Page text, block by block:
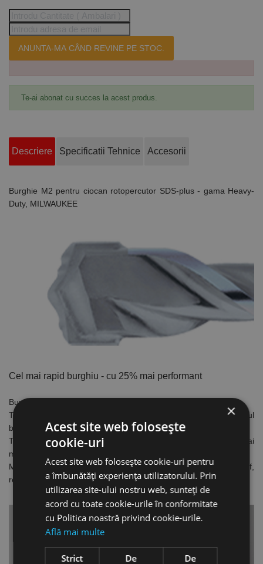
ANUNTA-MA CÂND REVINE PE STOC.
Te-ai abonat cu succes la acest produs.
Descriere Specificatii Tehnice Accesorii
Burghie M2 pentru ciocan rotopercutor SDS-plus - gama Heavy-
Duty, MILWAUKEE
Cel mai rapid burghiu - cu 25% mai performant
Burghie cu 2 tăișuri.
Tăișul extins împiedică deteriorarea vârfului la contactul cu oțelul
beton și reduce riscul blocării burghiului.
Tăișul exterior subțiat asigură o frecare mai mică și o viteză mai
mare de găurire.
Miezul mai gros asigură un transfer de putere ridicat către vârf,
reduce vibrațiile și îi oferă o durabilitate maximă
×
Acest site web folosește
cookie-uri
Acest site web folosește cookie-uri pentru
a îmbunătăți experiența utilizatorului. Prin
utilizarea site-ului nostru web, sunteți de
acord cu toate cookie-urile în conformitate
cu Politica noastră privind cookie-urile.
Află mai multe
Strict
De
De